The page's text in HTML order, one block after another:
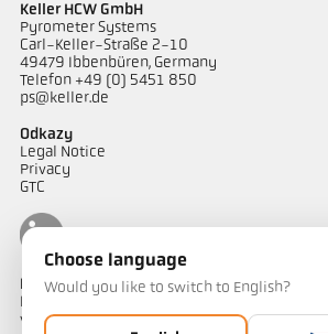
Keller HCW GmbH
Pyrometer Systems
Carl-Keller-Straße 2-10
49479 Ibbenbüren, Germany
Telefon +49 (0) 5451 850
ps@keller.de
Odkazy
Legal Notice
Privacy
GTC
Kontakt
Máte dotazy ohledně našich řešení pro
vám bude rád nápomocen.
Choose language
Would you like to switch to English?